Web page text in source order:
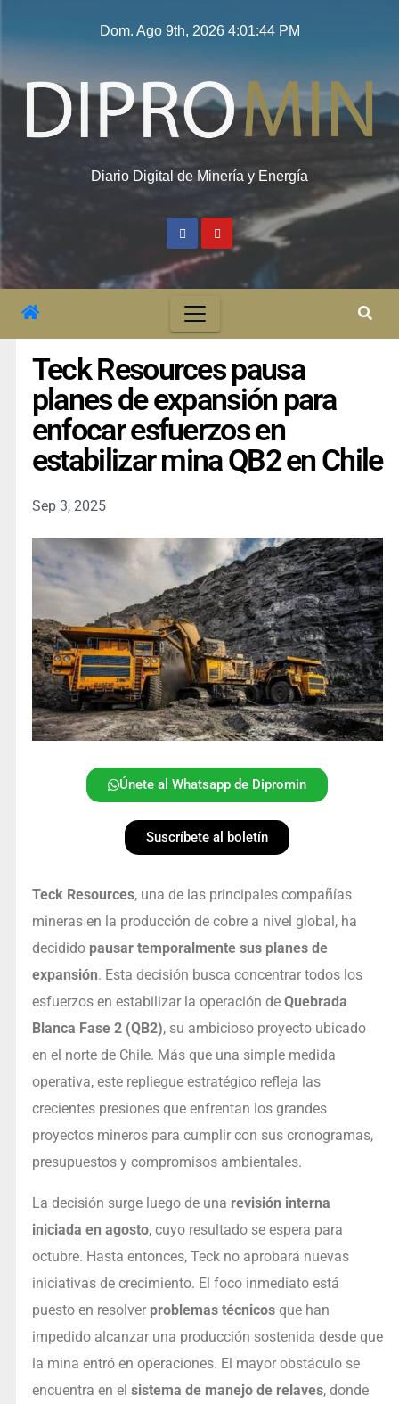
Dom. Ago 9th, 2026 4:01:45 PM
Diario Digital de Minería y Energía
Teck Resources pausa
planes de expansión para
enfocar esfuerzos en
estabilizar mina QB2 en Chile
Sep 3, 2025
Únete al Whatsapp de Dipromin
Suscríbete al boletín
Teck Resources, una de las principales compañías
mineras en la producción de cobre a nivel global, ha
decidido pausar temporalmente sus planes de
expansión. Esta decisión busca concentrar todos los
esfuerzos en estabilizar la operación de Quebrada
Blanca Fase 2 (QB2), su ambicioso proyecto ubicado
en el norte de Chile. Más que una simple medida
operativa, este repliegue estratégico refleja las
crecientes presiones que enfrentan los grandes
proyectos mineros para cumplir con sus cronogramas,
presupuestos y compromisos ambientales.
La decisión surge luego de una revisión interna
iniciada en agosto, cuyo resultado se espera para
octubre. Hasta entonces, Teck no aprobará nuevas
iniciativas de crecimiento. El foco inmediato está
puesto en resolver problemas técnicosque han
impedido alcanzar una producción sostenida desde que
la mina entró en operaciones. El mayor obstáculo se
encuentra en el sistema de manejo de relaves, donde